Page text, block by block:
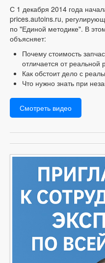
С 1 декабря 2014 года
prices.autoins.ru,
по "Единой методике". В
объясняет:
Почему стоимость
отличается от реальной
Как обстоит дело с
Что нужно знать при
Смотреть видео